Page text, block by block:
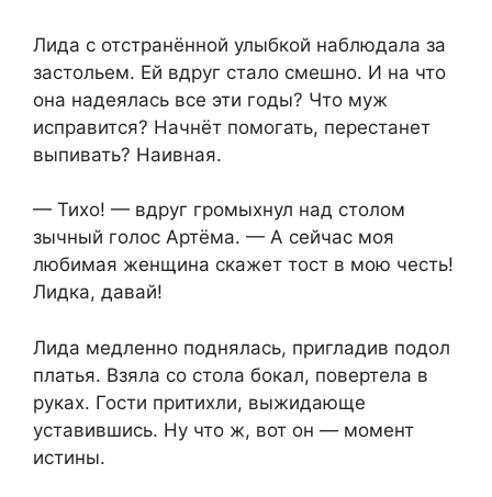
Лида с отстранённой улыбкой наблюдала за
застольем. Ей вдруг стало смешно. И на что
она надеялась все эти годы? Что муж
исправится? Начнёт помогать, перестанет
выпивать? Наивная.
— Тихо! — вдруг громыхнул над столом
зычный голос Артёма. — А сейчас моя
любимая женщина скажет тост в мою честь!
Лидка, давай!
Лида медленно поднялась, пригладив подол
платья. Взяла со стола бокал, повертела в
руках. Гости притихли, выжидающе
уставившись. Ну что ж, вот он — момент
истины.